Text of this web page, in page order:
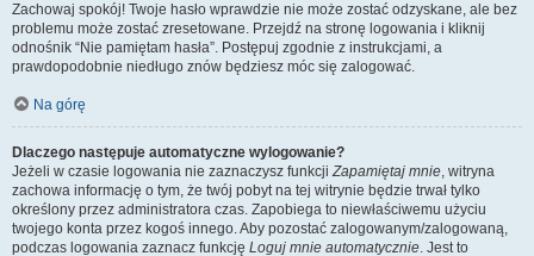
Zachowaj spokój! Twoje hasło wprawdzie nie może zostać odzyskane, ale bez
problemu może zostać zresetowane. Przejdź na stronę logowania i kliknij
odnośnik “Nie pamiętam hasła”. Postępuj zgodnie z instrukcjami, a
prawdopodobnie niedługo znów będziesz móc się zalogować.
Na górę
Dlaczego następuje automatyczne wylogowanie?
Jeżeli w czasie logowania nie zaznaczysz funkcjiZapamiętaj mnie, witryna
zachowa informację o tym, że twój pobyt na tej witrynie będzie trwał tylko
określony przez administratora czas. Zapobiega to niewłaściwemu użyciu
twojego konta przez kogoś innego. Aby pozostać zalogowanym/zalogowaną,
podczas logowania zaznacz funkcję Loguj mnie automatycznie. Jest to